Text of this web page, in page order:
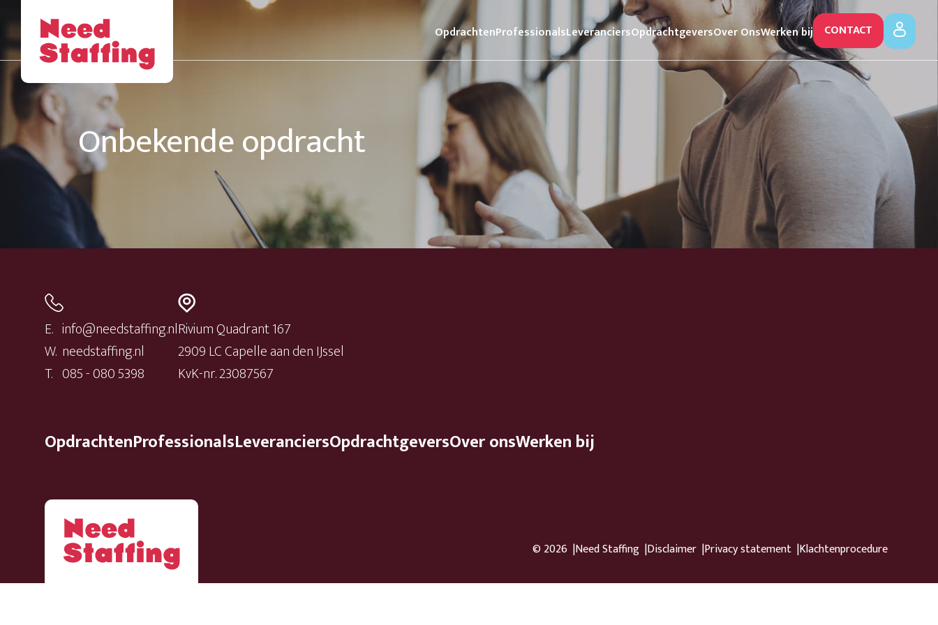
OpdrachtenProfessionalsLeveranciersOpdrachtgeversOver OnsWerken bij CONTACT
Onbekende opdracht
E. info@needstaffing.nl
W. needstaffing.nl
T. 085 - 080 5398
Rivium Quadrant 167
2909 LC Capelle aan den IJssel
KvK-nr. 23087567
OpdrachtenProfessionalsLeveranciersOpdrachtgeversOver onsWerken bij
© 2026 Need Staffing Disclaimer Privacy statement Klachtenprocedure